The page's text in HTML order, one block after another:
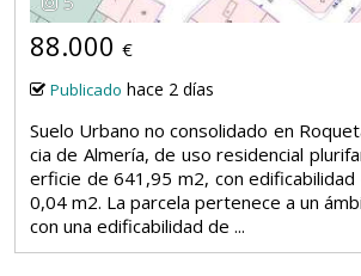
88.000 €
Publicado hace 2 días
Suelo Urbano no consolidado en
cia de Almería, de uso residencial
erficie de 641,95 m2, con
0,04 m2. La parcela pertenece a un
con una edificabilidad de ...